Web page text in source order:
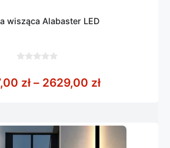
wisząca Alabaster LED
5 zł – 2629,00 złZakres cen: